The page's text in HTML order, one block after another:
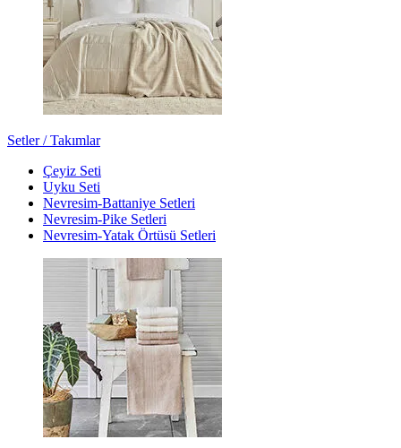
Setler / Takımlar
Çeyiz Seti
Uyku Seti
Nevresim-Battaniye Setleri
Nevresim-Pike Setleri
Nevresim-Yatak Örtüsü Setleri